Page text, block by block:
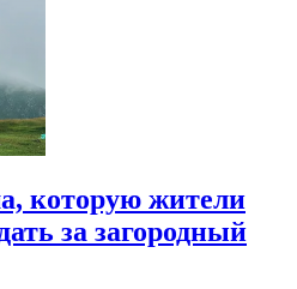
которую жители
за загородный